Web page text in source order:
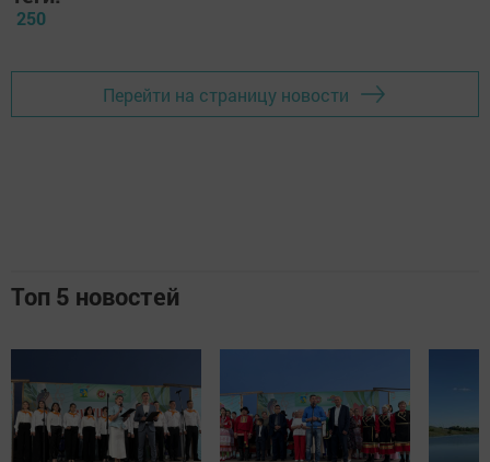
250
Перейти на страницу новости
Топ 5 новостей